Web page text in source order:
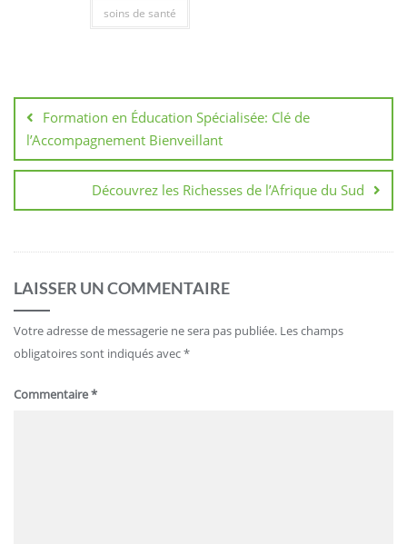
soins de santé
de
l’article
Formation en Éducation Spécialisée: Clé de
l’Accompagnement Bienveillant
Découvrez les Richesses de l’Afrique du Sud
LAISSER UN COMMENTAIRE
Votre adresse de messagerie ne sera pas publiée. Les champs
obligatoires sont indiqués avec*
Commentaire*